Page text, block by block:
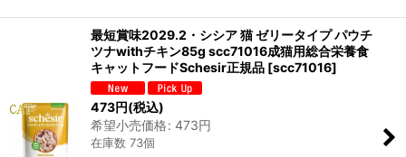
最短賞味2029.2・シシア 猫 ゼリータイプ パウチ
ツナwithチキン85g scc71016成猫用総合栄養食
キャットフードSchesir正規品 [scc71016]
473円(税込)
希望小売価格: 473円
在庫数 73個